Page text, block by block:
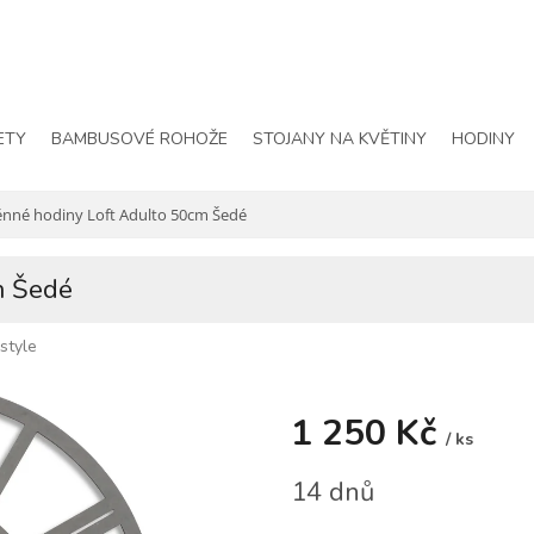
BAMBUSOVÉ ROHOŽE STOJANY NA KVĚTINY HODINY
hodiny Loft Adulto 50cm Šedé
Šedé
1 250 Kč / ks
cena:
14 dnů